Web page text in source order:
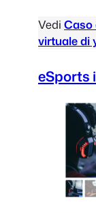
Vedi Caso
virtuale di
eSports